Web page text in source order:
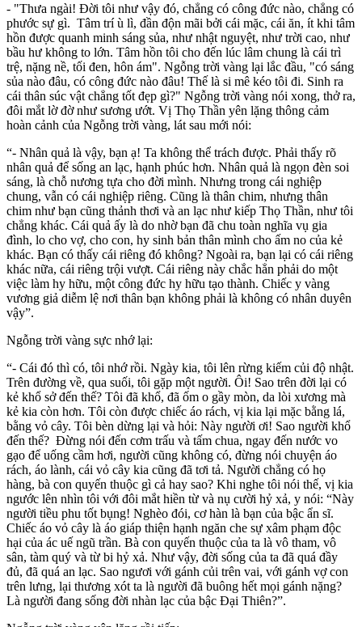
- "Thưa ngài! Ðời tôi như vậy đó, chẳng có công đức nào, chẳng có
phước sự gì. Tâm trí ù lì, đần độn mãi bởi cái mặc, cái ăn, ít khi tâm
hồn được quanh minh sáng sủa, như nhật nguyệt, như trời cao, như
bầu hư không to lớn. Tâm hồn tôi cho đến lúc lâm chung là cái trì
trệ, nặng nề, tối đen, hôn ám". Ngỗng trời vàng lại lắc đầu, "có sáng
sủa nào đâu, có công đức nào đâu! Thế là si mê kéo tôi đi. Sinh ra
cái thân súc vật chẳng tốt đẹp gì?" Ngỗng trời vàng nói xong, thở ra,
đôi mắt lờ đờ như sương ướt. Vị Thọ Thần yên lặng thông cảm
hoàn cảnh của Ngỗng trời vàng, lát sau mới nói:
“- Nhân quả là vậy, bạn ạ! Ta không thể trách được. Phải thấy rõ
nhân quả để sống an lạc, hạnh phúc hơn. Nhân quả là ngọn đèn soi
sáng, là chỗ nương tựa cho đời mình. Nhưng trong cái nghiệp
chung, vẫn có cái nghiệp riêng. Cũng là thân chim, nhưng thân
chim như bạn cũng thảnh thơi và an lạc như kiếp Thọ Thần, như tôi
chẳng khác. Cái quả ấy là do nhờ bạn đã chu toàn nghĩa vụ gia
đình, lo cho vợ, cho con, hy sinh bản thân mình cho ấm no của kẻ
khác. Bạn có thấy cái riêng đó không? Ngoài ra, bạn lại có cái riêng
khác nữa, cái riêng trội vượt. Cái riêng này chắc hẳn phải do một
việc làm hy hữu, một công đức hy hữu tạo thành. Chiếc y vàng
vương giả diễm lệ nơi thân bạn không phải là không có nhân duyên
vậy”.
Ngỗng trời vàng sực nhớ lại:
“- Cái đó thì có, tôi nhớ rồi. Ngày kia, tôi lên rừng kiếm củi độ nhật.
Trên đường về, qua suối, tôi gặp một người. Ôi! Sao trên đời lại có
kẻ khổ sở đến thế? Tôi đã khổ, đã ốm o gầy mòn, da lòi xương mà
kẻ kia còn hơn. Tôi còn được chiếc áo rách, vị kia lại mặc bằng lá,
bằng vỏ cây. Tôi bèn dừng lại và hỏi: Này người ơi! Sao người khổ
đến thế? Ðừng nói đến cơm trấu và tấm chua, ngay đến nước vo
gạo để uống cầm hơi, người cũng không có, đừng nói chuyện áo
rách, áo lành, cái vỏ cây kia cũng đã tơi tả. Người chẳng có họ
hàng, bà con quyến thuộc gì cả hay sao? Khi nghe tôi nói thế, vị kia
ngước lên nhìn tôi với đôi mắt hiền từ và nụ cười hỷ xả, y nói: “Này
người tiều phu tốt bụng! Nghèo đói, cơ hàn là bạn của bậc ẩn sĩ.
Chiếc áo vỏ cây là áo giáp thiện hạnh ngăn che sự xâm phạm độc
hại của ác uế ngũ trần. Bà con quyến thuộc của ta là vô tham, vô
sân, tàm quý và từ bi hỷ xả. Như vậy, đời sống của ta đã quá đầy
đủ, đã quá an lạc. Sao ngươi với gánh củi trên vai, với gánh vợ con
trên lưng, lại thương xót ta là người đã buông hết mọi gánh nặng?
Là người đang sống đời nhàn lạc của bậc Ðại Thiên?”.